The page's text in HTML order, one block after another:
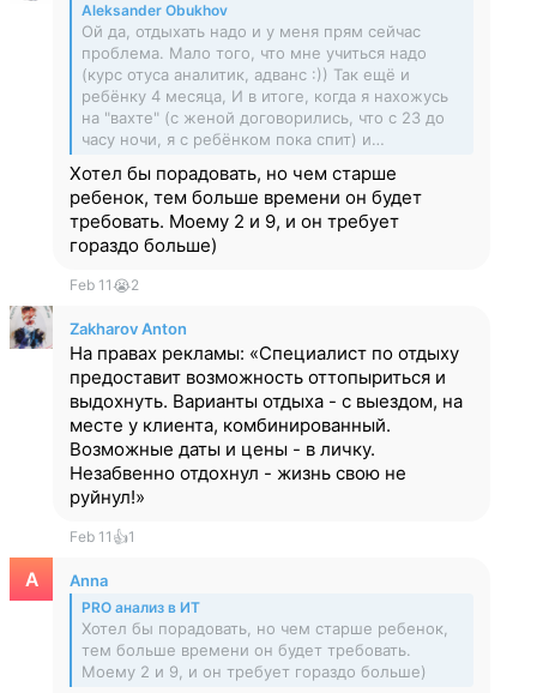
Aleksander Obukhov
Ой да, отдыхать надо и у меня прям сейчас
проблема. Мало того, что мне учиться надо
(курс отуса аналитик, адванс :)) Так ещё и
ребёнку 4 месяца, И в итоге, когда я нахожусь
на "вахте" (с женой договорились, что с 23 до
часу ночи, я с ребёнком пока спит) и…
Хотел бы порадовать, но чем старше
ребенок, тем больше времени он будет
требовать. Моему 2 и 9, и он требует
гораздо больше)
Feb 11😭2
Zakharov Anton
На правах рекламы: «Специалист по отдыху
предоставит возможность оттопыриться и
выдохнуть. Варианты отдыха - с выездом, на
месте у клиента, комбинированный.
Возможные даты и цены - в личку.
Незабвенно отдохнул - жизнь свою не
руйнул!»
Feb 11 👍1
Anna
PRO анализ в ИТ
Хотел бы порадовать, но чем старше ребенок,
тем больше времени он будет требовать.
Моему 2 и 9, и он требует гораздо больше)